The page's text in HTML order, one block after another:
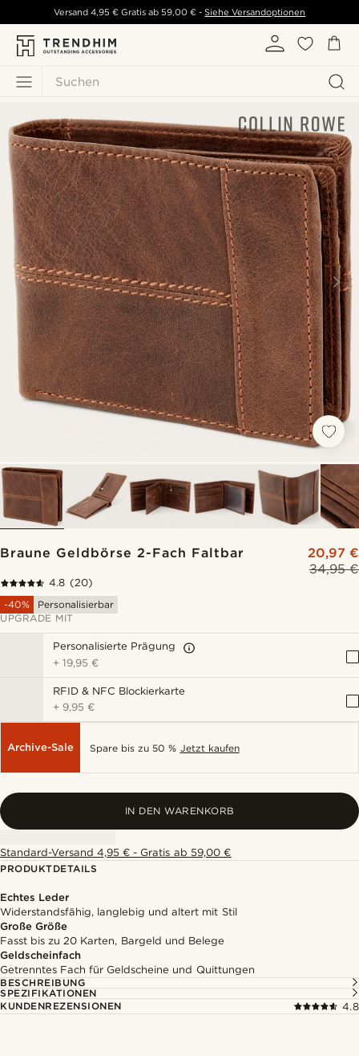
Suchen
Versand 4,95 € Gratis ab 59,00 € - Siehe Versandoptionen
Braune Geldbörse 2-Fach Faltbar
34,95 €
20,97 €
4.8 (20)
-40%
Personalisierbar
UPGRADE MIT
Personalisierte Prägung
+19,95 €
RFID & NFC Blockierkarte
+ 9,95 €
Archive-Sale Spare bis zu 50 % Jetzt kaufen
IN DEN WARENKORB
Standard-Versand 4,95 € - Gratis ab 59,00 €
PRODUKTDETAILS
Echtes Leder
Widerstandsfähig, langlebig und altert mit Stil
Große Größe
Fasst bis zu 20 Karten, Bargeld und Belege
Geldscheinfach
Getrenntes Fach für Geldscheine und Quittungen
BESCHREIBUNG
SPEZIFIKATIONEN
KUNDENREZENSIONEN
4.8